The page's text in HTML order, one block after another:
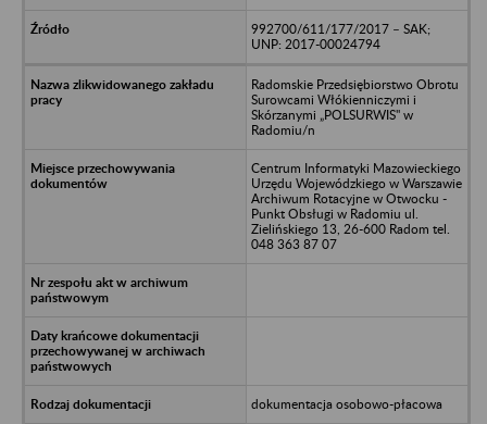
992700/611/177/2017 – SAK;
UNP: 2017-00024794
Radomskie Przedsiębiorstwo Obrotu
Surowcami Włókienniczymi i
Skórzanymi „POLSURWIS" w
Radomiu/n
Centrum Informatyki Mazowieckiego
Urzędu Wojewódzkiego w Warszawie
Archiwum Rotacyjne w Otwocku -
Punkt Obsługi w Radomiu ul.
Zielińskiego 13, 26-600 Radom tel.
048 363 87 07
dokumentacja osobowo-płacowa